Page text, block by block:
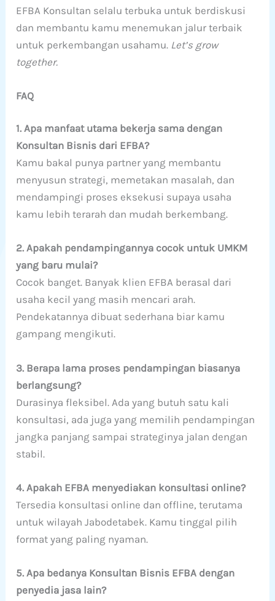
EFBA Konsultan selalu terbuka untuk berdiskusi
dan membantu kamu menemukan jalur terbaik
untuk perkembangan usahamu. Let’s grow
together.
FAQ
1. Apa manfaat utama bekerja sama dengan
Konsultan Bisnis dari EFBA?
Kamu bakal punya partner yang membantu
menyusun strategi, memetakan masalah, dan
mendampingi proses eksekusi supaya usaha
kamu lebih terarah dan mudah berkembang.
2. Apakah pendampingannya cocok untuk UMKM
yang baru mulai?
Cocok banget. Banyak klien EFBA berasal dari
usaha kecil yang masih mencari arah.
Pendekatannya dibuat sederhana biar kamu
gampang mengikuti.
3. Berapa lama proses pendampingan biasanya
berlangsung?
Durasinya fleksibel. Ada yang butuh satu kali
konsultasi, ada juga yang memilih pendampingan
jangka panjang sampai strateginya jalan dengan
stabil.
4. Apakah EFBA menyediakan konsultasi online?
Tersedia konsultasi online dan offline, terutama
untuk wilayah Jabodetabek. Kamu tinggal pilih
format yang paling nyaman.
5. Apa bedanya Konsultan Bisnis EFBA dengan
penyedia jasa lain?